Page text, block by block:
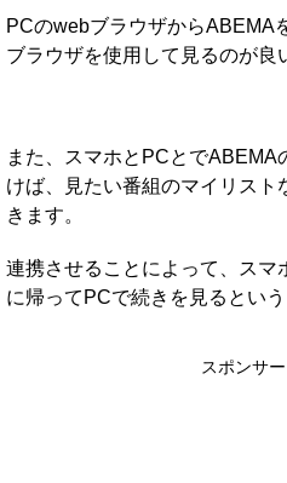
PCのwebブラウザからABEMA
ブラウザを使用して見るのが良
また、スマホとPCとでABEMA
けば、見たい番組のマイリス
きます。
連携させることによって、スマ
に帰ってPCで続きを見るという
スポンサ